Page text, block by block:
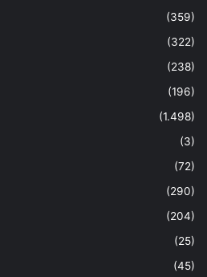
(359)
(322)
(238)
(196)
(1.498)
(3)
(72)
(290)
(204)
(25)
(45)